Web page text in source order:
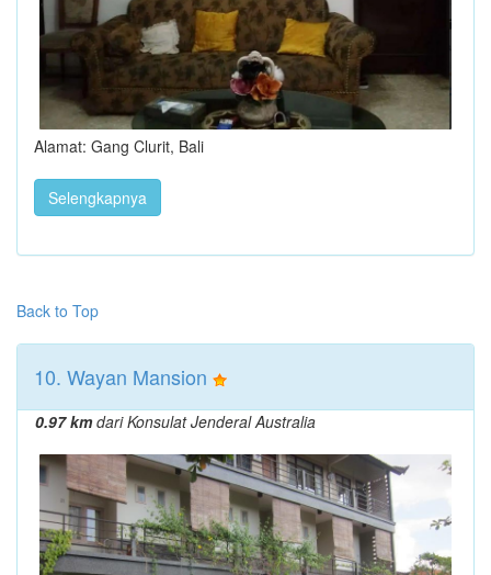
Alamat: Gang Clurit, Bali
Selengkapnya
Back to Top
10. Wayan Mansion
0.97 kmdari Konsulat Jenderal Australia